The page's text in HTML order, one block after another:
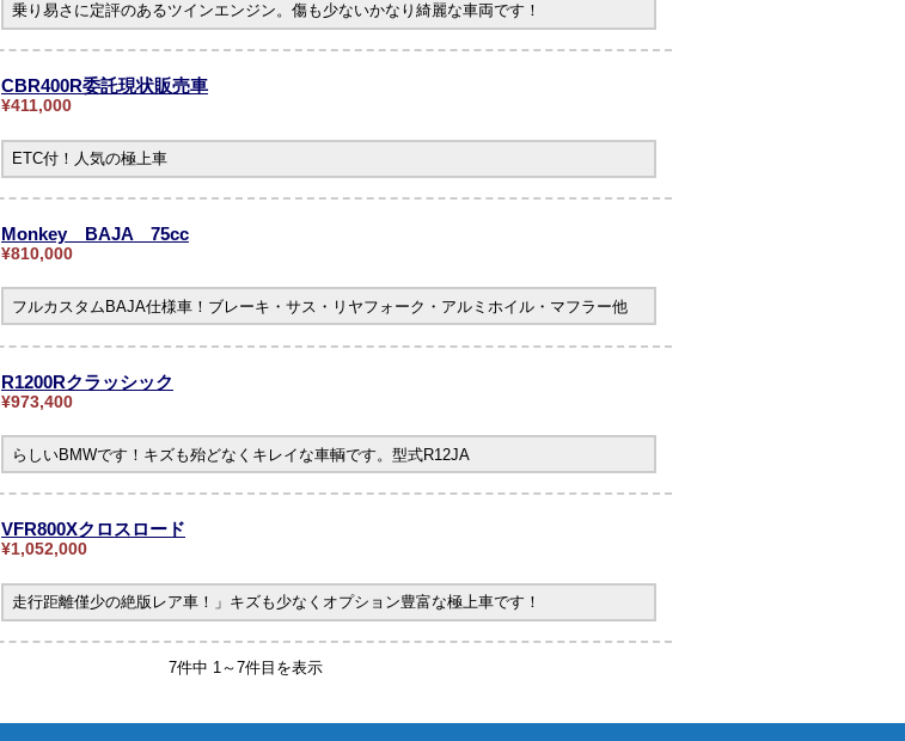
乗り易さに定評のあるツインエンジン。傷も少ないかなり綺麗な車両です！
CBR400R委託現状販売車
¥411,000
ETC付！人気の極上車
Monkey BAJA 75cc
¥810,000
フルカスタムBAJA仕様車！ブレーキ・サス・リヤフォーク・アルミホイル・マフラー他
R1200Rクラッシック
¥973,400
らしいBMWです！キズも殆どなくキレイな車輌です。型式R12JA
VFR800Xクロスロード
¥1,052,000
走行距離僅少の絶版レア車！」キズも少なくオプション豊富な極上車です！
7件中 1～7件目を表示